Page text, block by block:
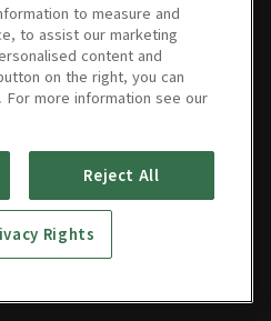
& 클립
to measure and
to assist our marketing
content and
on the right, you can
more information see our
Reject All
Rights